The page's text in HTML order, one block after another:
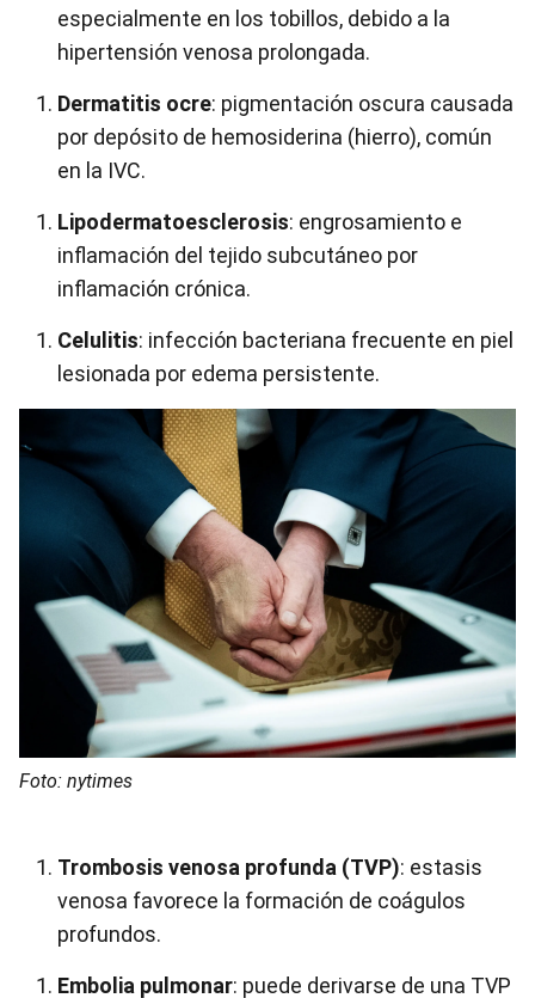
especialmente en los tobillos, debido a la
hipertensión venosa prolongada.
Dermatitis ocre: pigmentación oscura causada
por depósito de hemosiderina (hierro), común
en la IVC.
Lipodermatoesclerosis: engrosamiento e
inflamación del tejido subcutáneo por
inflamación crónica.
Celulitis: infección bacteriana frecuente en piel
lesionada por edema persistente.
Foto: nytimes
Trombosis venosa profunda (TVP): estasis
venosa favorece la formación de coágulos
profundos.
Embolia pulmonar: puede derivarse de una TVP